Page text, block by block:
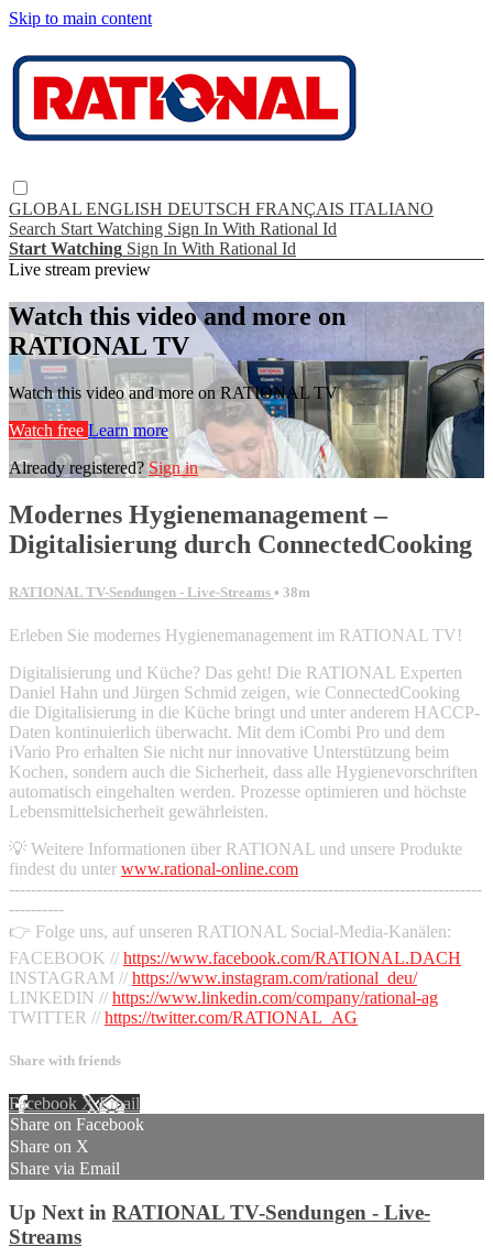
Skip to main content
GLOBAL ENGLISH DEUTSCH FRANÇAIS ITALIANO
Search Start Watching Sign In With Rational Id
Start Watching Sign In With Rational Id
Live stream preview
Watch this video and more on
RATIONAL TV
Watch this video and more on RATIONAL TV
Watch free Learn more
Already registered?Sign in
Modernes Hygienemanagement –
Digitalisierung durch ConnectedCooking
RATIONAL TV-Sendungen - Live-Streams • 38m
Erleben Sie modernes Hygienemanagement im RATIONAL TV!
Digitalisierung und Küche? Das geht! Die RATIONAL Experten
Daniel Hahn und Jürgen Schmid zeigen, wie ConnectedCooking
die Digitalisierung in die Küche bringt und unter anderem HACCP-
Daten kontinuierlich überwacht. Mit dem iCombi Pro und dem
iVario Pro erhalten Sie nicht nur innovative Unterstützung beim
Kochen, sondern auch die Sicherheit, dass alle Hygienevorschriften
automatisch eingehalten werden. Prozesse optimieren und höchste
Lebensmittelsicherheit gewährleisten.
💡 Weitere Informationen über RATIONAL und unsere Produkte
findest du unter www.rational-online.com
--------------------------------------------------------------------------------------
----------
👉 Folge uns, auf unseren RATIONAL Social-Media-Kanälen:
FACEBOOK // https://www.facebook.com/RATIONAL.DACH
INSTAGRAM // https://www.instagram.com/rational_deu/
LINKEDIN // https://www.linkedin.com/company/rational-ag
TWITTER // https://twitter.com/RATIONAL_AG
Share with friends
Facebook XEmail
Share on Facebook
Share on X
Share via Email
Up Next in RATIONAL TV-Sendungen - Live-
Streams